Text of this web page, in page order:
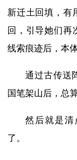
新迁土回填，有
回，引导她们再
线索痕迹后，本
通过古传送
国笔架山后，总
然后就是清
了。